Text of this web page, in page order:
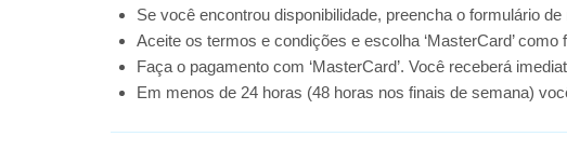
Se você encontrou disponibilidade, preencha o formulário
Aceite os termos e condições e escolha ‘MasterCard’
Faça o pagamento com ‘MasterCard’. Você receberá
Em menos de 24 horas (48 horas nos finais de semana)